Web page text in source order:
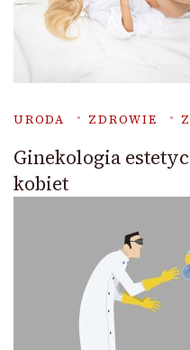
URODA ZDROWIE
Ginekologia
kobiet